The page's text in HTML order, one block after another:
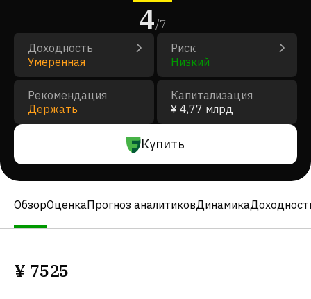
4/7
Доходность
Умеренная
Риск
Низкий
Рекомендация
Держать
Капитализация
¥ 4,77 млрд
Купить
ОбзорОценкаПрогноз аналитиковДинамика
¥ 7525